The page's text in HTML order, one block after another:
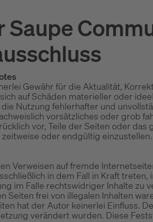
Saupe
Gewähr für die Aktualität,
auf Schäden materieller oder
Nutzung fehlerhafter und
vorsätzliches oder grob
vor, Teile der Seiten oder
oder endgültig einzustellen.
Verweisen auf fremde
in dem Fall in Kraft
im Falle rechtswidriger Inhalte
Seiten frei von illegalen Inhalten
hat der Autor keinerlei Einfluss.
verändert wurden. Diese